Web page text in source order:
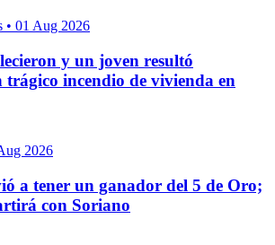
• 01 Aug 2026
y un joven resultó
incendio de vivienda en
2026
a tener un ganador del 5 de Oro;
con Soriano